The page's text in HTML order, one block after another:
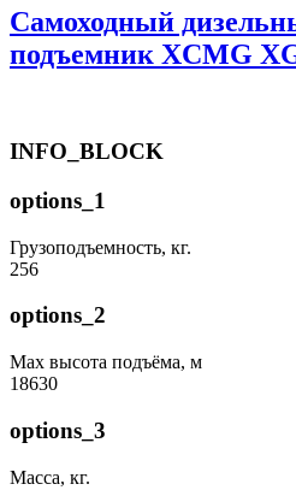
Самоходный
подъемник XCMG
INFO_BLOCK
options_1
Грузоподъемность, кг.
256
options_2
Max высота подъёма, м
18630
options_3
Масса, кг.